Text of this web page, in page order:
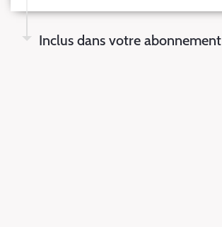
Inclus dans votre abonnement